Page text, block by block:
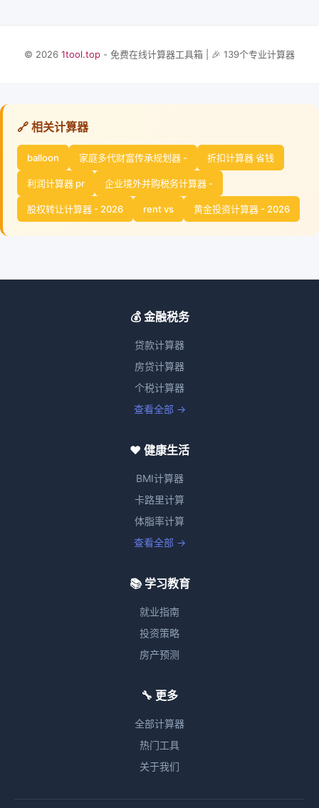
© 2026 1tool.top - 免费在线计算器工具箱 | 🎉 139个专业计算器
🔗 相关计算器
balloon 家庭多代财富传承规划器 - 折扣计算器 省钱
利润计算器 pr 企业境外并购税务计算器 -
股权转让计算器 - 2026 rent vs 黄金投资计算器 - 2026
💰 金融税务
贷款计算器
房贷计算器
个税计算器
查看全部 →
❤️ 健康生活
BMI计算器
卡路里计算
体脂率计算
查看全部 →
📚 学习教育
就业指南
投资策略
房产预测
🔧 更多
全部计算器
热门工具
关于我们